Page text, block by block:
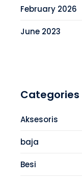
February 2026
June 2023
Categories
Aksesoris
baja
Besi